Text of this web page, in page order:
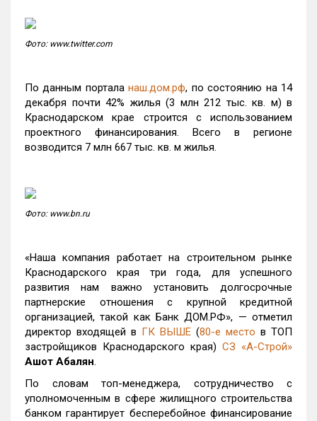
Фото: www.twitter.com
По данным порталанаш.дом.рф, по состоянию на 14
декабря почти 42% жилья (3 млн 212 тыс. кв. м) в
Краснодарском крае строится с использованием
проектного финансирования. Всего в регионе
возводится 7 млн 667 тыс. кв. м жилья.
Фото: www.bn.ru
«Наша компания работает на строительном рынке
Краснодарского края три года, для успешного
развития нам важно установить долгосрочные
партнерские отношения с крупной кредитной
организацией, такой как Банк ДОМ.РФ», — отметил
директор входящей в ГК ВЫШЕ (80-е место в ТОП
застройщиков Краснодарского края) СЗ «А-Строй»
Ашот Абалян.
По словам топ-менеджера, сотрудничество с
уполномоченным в сфере жилищного строительства
банком гарантирует бесперебойное финансирование